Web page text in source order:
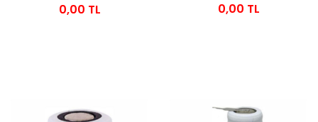
0,00 TL 0,00 TL